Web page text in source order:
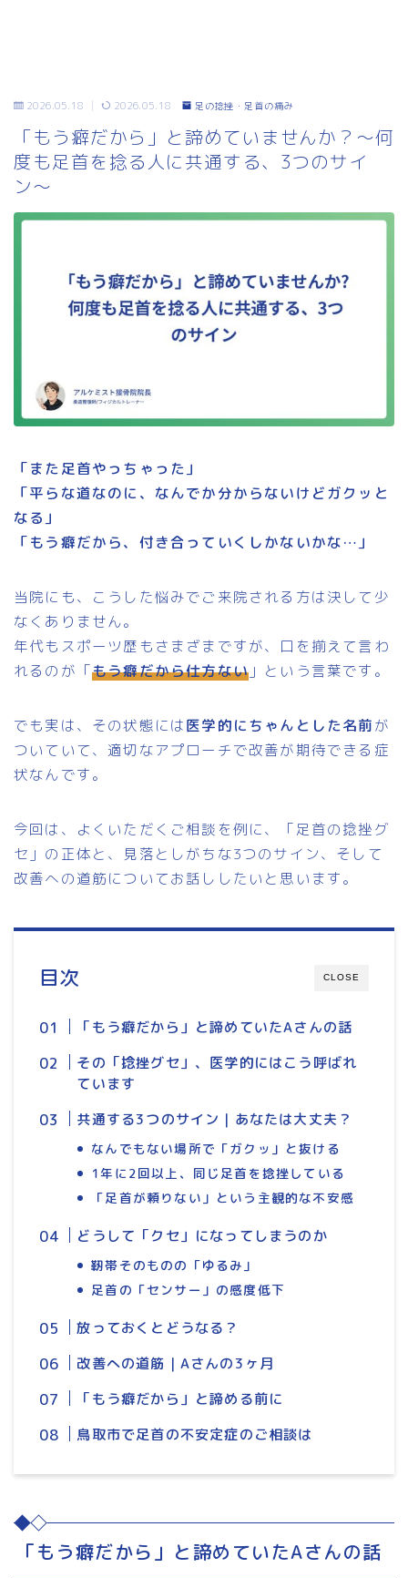
2026.05.18 2026.05.18 足の捻挫・足首の痛み
「もう癖だから」と諦めていませんか？〜何
度も足首を捻る人に共通する、3つのサイ
ン〜
「また足首やっちゃった」
「平らな道なのに、なんでか分からないけどガクッと
なる」
「もう癖だから、付き合っていくしかないかな…」
当院にも、こうした悩みでご来院される方は決して少
なくありません。
年代もスポーツ歴もさまざまですが、口を揃えて言わ
れるのが「もう癖だから仕方ない 」という言葉です。
でも実は、その状態には医学的にちゃんとした名前が
ついていて、適切なアプローチで改善が期待できる症
状なんです。
今回は、よくいただくご相談を例に、「足首の捻挫グ
セ」の正体と、見落としがちな3つのサイン、そして
改善への道筋についてお話ししたいと思います。
CLOSE
目次
「もう癖だから」と諦めていたAさんの話
その「捻挫グセ」、医学的にはこう呼ばれ
ています
共通する3つのサイン｜あなたは大丈夫？
なんでもない場所で「ガクッ」と抜ける
1年に2回以上、同じ足首を捻挫している
「足首が頼りない」という主観的な不安感
どうして「クセ」になってしまうのか
靭帯そのものの「ゆるみ」
足首の「センサー」の感度低下
放っておくとどうなる？
改善への道筋｜Aさんの3ヶ月
「もう癖だから」と諦める前に
鳥取市で足首の不安定症のご相談は
「もう癖だから」と諦めていたAさんの話